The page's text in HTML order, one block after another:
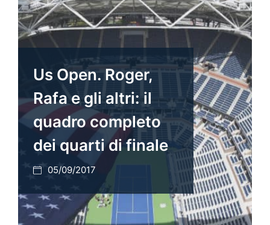
Us Open. Roger,
Rafa e gli altri: il
quadro completo
dei quarti di finale
05/09/2017